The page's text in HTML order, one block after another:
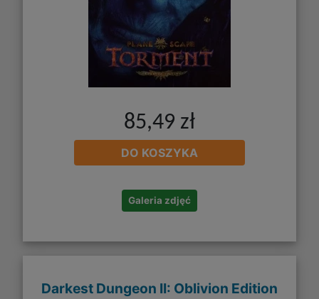
85,49 zł
DO KOSZYKA
Galeria zdjęć
Darkest Dungeon II: Oblivion Edition